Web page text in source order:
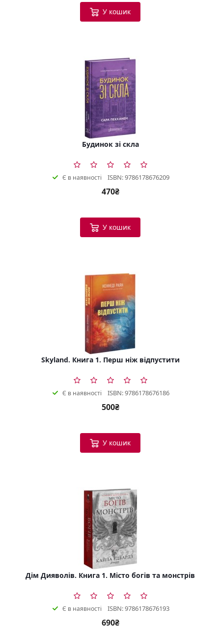
У кошик
Будинок зі скла
Є в наявності ISBN: 9786178676209
470₴
У кошик
Skyland. Книга 1. Перш ніж відпустити
Є в наявності ISBN: 9786178676186
500₴
У кошик
Дім Дияволів. Книга 1. Місто богів та монстрів
Є в наявності ISBN: 9786178676193
690₴